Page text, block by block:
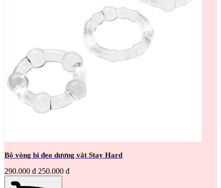
Bộ vòng bi đeo dương vật Stay Hard
290.000 đ 250.000 đ